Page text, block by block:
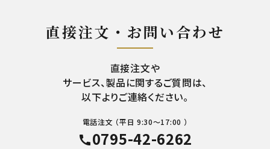
直接注文・お問い合わせ
直接注文や
サービス、製品に関するご質問は、
以下よりご連絡ください。
電話注文 （平日 9:30～17:00 ）
call0795-42-6262